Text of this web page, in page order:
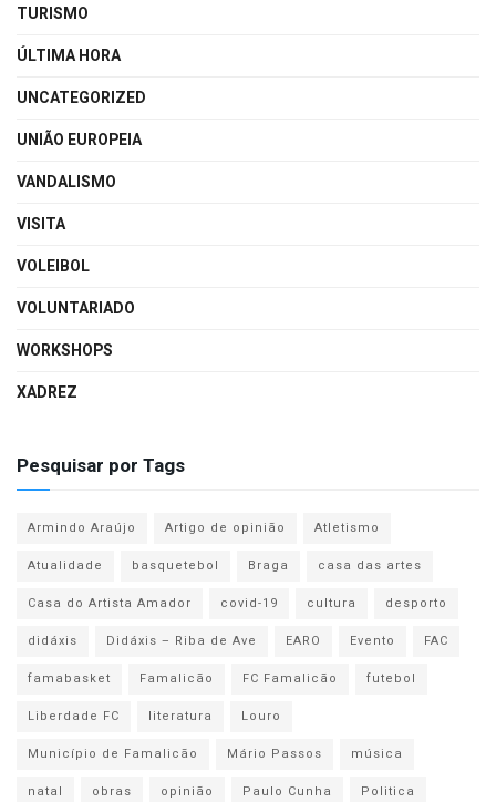
TURISMO
ÚLTIMA HORA
UNCATEGORIZED
UNIÃO EUROPEIA
VANDALISMO
VISITA
VOLEIBOL
VOLUNTARIADO
WORKSHOPS
XADREZ
Pesquisar por Tags
Armindo Araújo Artigo de opinião
Atletismo
Atualidade
basquetebol Braga
casa das artes
Casa do Artista Amador
covid-19 cultura
desporto
didáxis
Didáxis – Riba de Ave EARO Evento
FAC
famabasket
Famalicão FC Famalicão
futebol
Liberdade FC
literatura
Louro
Município de Famalicão
Mário Passos
música
natal
obras opinião Paulo Cunha
Politica